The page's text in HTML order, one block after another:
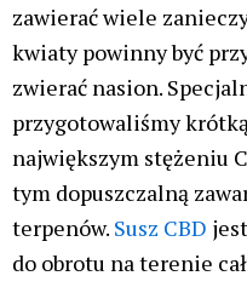
zawierać wiele
kwiaty powinny być
zwierać nasion.
przygotowaliśmy
największym stężeniu
tym dopuszczalną
terpenów. Susz CBD
do obrotu na terenie